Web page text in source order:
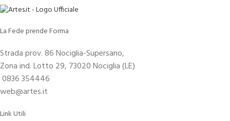
La Fede prende Forma
Strada prov. 86 Nociglia-Supersano,
Zona ind. Lotto 29, 73020 Nociglia (LE)
0836 354446
web@artes.it
Link Utili